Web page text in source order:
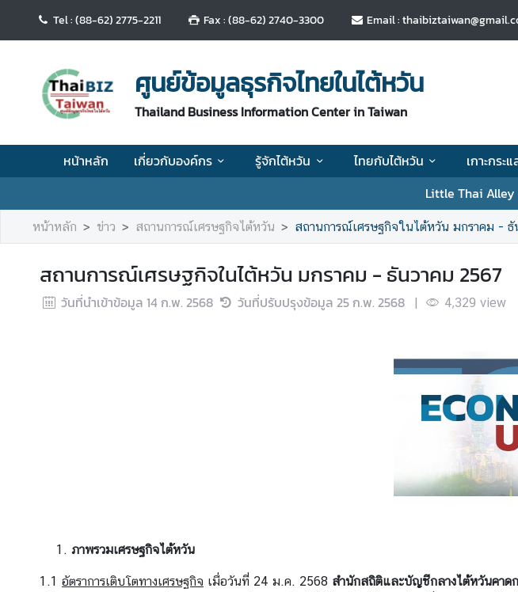
Tel : (88-62) 2775-2211 Fax : (88-62) 2740-3300 Email :
ศูนย์ข้อมูลธุรกิจไทยในไต้หวัน
Thailand Business Information Center in Taiwan
หน้าหลัก เกี่ยวกับองค์กร รู้จักไต้หวัน ไทยกับไต้หวัน เกาะกระ
Little Thai Alley
า
ห
ก
เ
ย
ว
บ
อ
ง
หน้าหลัก ข่าว สถานการณ์เศรษฐกิจไต้หวัน สถานการณ์เศรษฐกิจในไต้หวัน มกราคม -
สถานการณ์เศรษฐกิจในไต้หวัน มกราคม - ธันวาคม 2567
วันที่นำเข้าข้อมูล 14 ก.พ. 2568 วันที่ปรับปรุงข้อมูล 25 ก.พ. 2568 | 4,329 view
ภาพรวมเศรษฐกิจไต้หวัน
1.1 อัตราการเติบโตทางเศรษฐกิจ เมื่อวันที่ 24 ม.ค. 2568 สำนักสถิติและบัญชีกลางไต้หวันคาด